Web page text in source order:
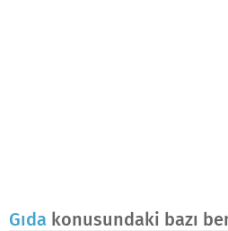
Gıda konusundaki bazı